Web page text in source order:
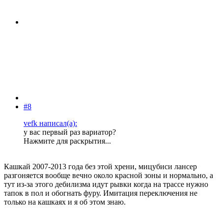
#8
vefk написал(а):
у вас первый раз вариатор?
Нажмите для раскрытия...
Кашкай 2007-2013 года без этой хрени, мицубиси лансер
разгоняется вообще вечно около красной зоны и нормально, а
тут из-за этого дебилизма идут рывки когда на трассе нужно
тапок в пол и обогнать фуру. Имитация переключения не
только на кашкаях и я об этом знаю.